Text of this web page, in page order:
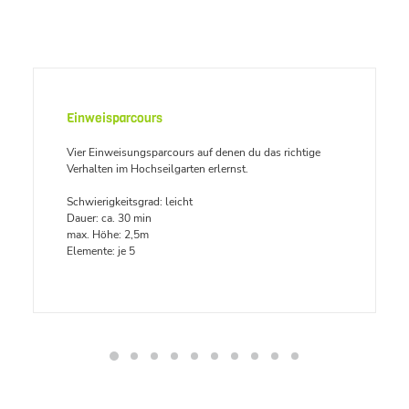
Einweisparcours
Vier Einweisungsparcours auf denen du das richtige
Verhalten im Hochseilgarten erlernst.
Schwierigkeitsgrad: leicht
Dauer: ca. 30 min
max. Höhe: 2,5m
Elemente: je 5